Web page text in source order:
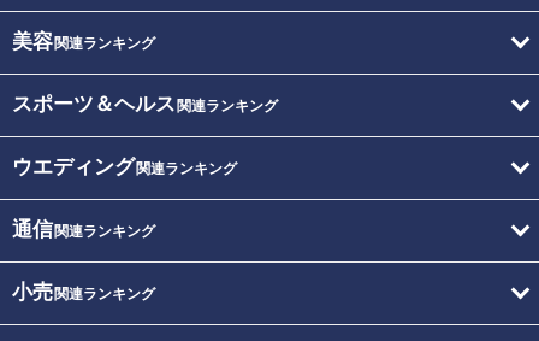
美容関連ランキング
スポーツ＆ヘルス 関連ランキング
ウエディング関連ランキング
通信関連ランキング
小売関連ランキング